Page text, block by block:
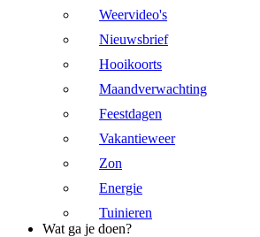
Weervideo's
Nieuwsbrief
Hooikoorts
Maandverwachting
Feestdagen
Vakantieweer
Zon
Energie
Tuinieren
Wat ga je doen?